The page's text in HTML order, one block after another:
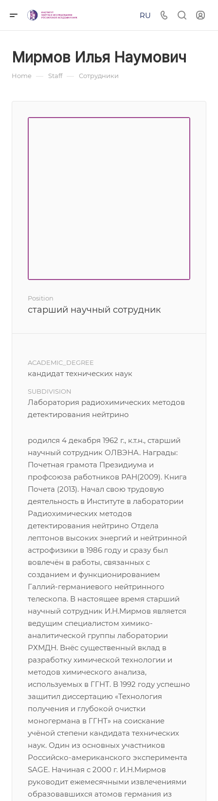
RU
Мирмов Илья Наумович
Home — Staff — Сотрудники
Position
старший научный сотрудник
ACADEMIC_DEGREE
кандидат технических наук
SUBDIVISION
Лаборатория радиохимических методов
детектирования нейтрино
родился 4 декабря 1962 г., к.т.н., старший
научный сотрудник ОЛВЭНА. Награды:
Почетная грамота Президиума и
профсоюза работников РАН(2009). Книга
Почета (2013). Начал свою трудовую
деятельность в Институте в лаборатории
Радиохимических методов
детектирования нейтрино Отдела
лептонов высоких энергий и нейтринной
астрофизики в 1986 году и сразу был
вовлечён в работы, связанных с
созданием и функционированием
Галлий-германиевого нейтринного
телескопа. В настоящее время старший
научный сотрудник И.Н.Мирмов является
ведущим специалистом химико-
аналитической группы лаборатории
РХМДН. Внёс существенный вклад в
разработку химической технологии и
методов химического анализа,
используемых в ГГНТ. В 1992 году успешно
защитил диссертацию «Технология
получения и глубокой очистки
моногермана в ГГНТ» на соискание
учёной степени кандидата технических
наук. Один из основных участников
Российско-американского эксперимента
SAGE. Начиная с 2000 г. И.Н.Мирмов
руководит ежемесячными извлечениями
образовавшихся атомов германия из